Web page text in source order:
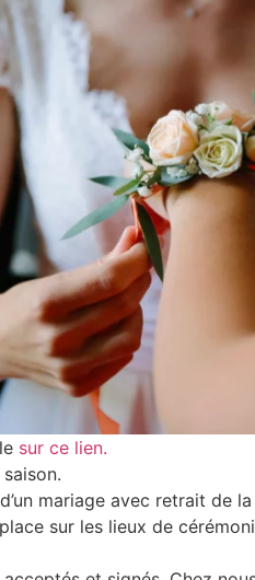
sur ce lien.
mariage avec retrait de
sur les lieux de